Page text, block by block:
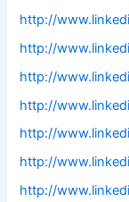
http://
http://
http://
http://
http://
http://
http://